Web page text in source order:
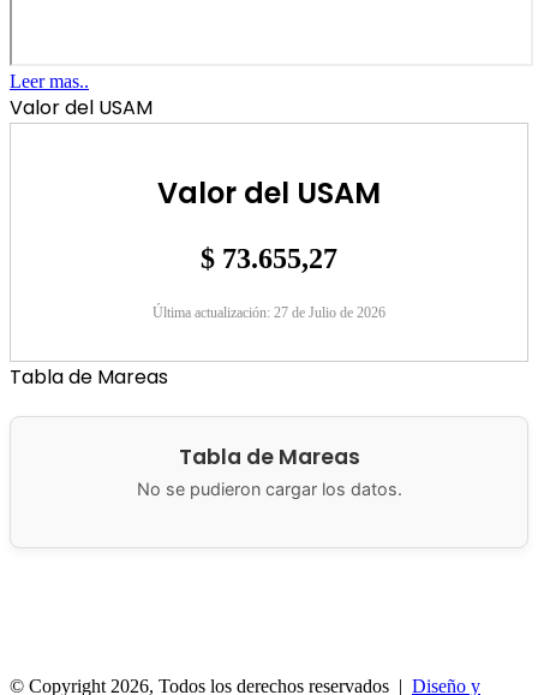
Leer mas..
Valor del USAM
Valor del USAM
$ 73.655,27
Última actualización: 27 de Julio de 2026
Tabla de Mareas
Tabla de Mareas
No se pudieron cargar los datos.
© Copyright 2026, Todos los derechos reservados | Diseño y